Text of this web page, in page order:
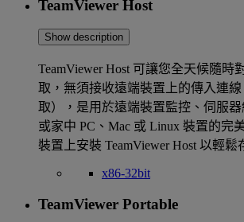
TeamViewer Host
Show description
TeamViewer Host 可讓您全天候隨時
取，無須接收遠端裝置上的傳入連
取），是用於遠端裝置監控、伺服
或家中 PC、Mac 或 Linux 裝置的完
裝置上安裝 TeamViewer Host 以輕鬆
x86-32bit
TeamViewer Portable